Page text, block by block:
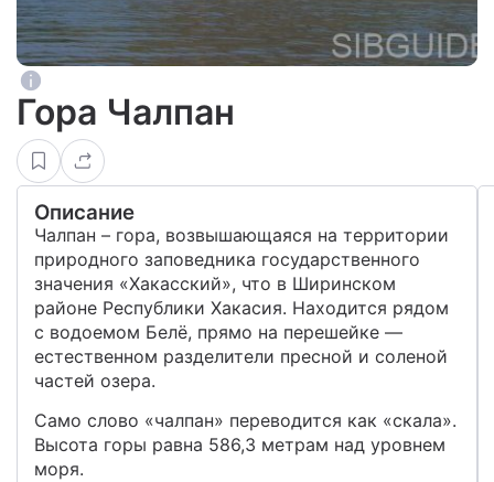
Гора Чалпан
Описание
Чалпан – гора, возвышающаяся на территории
природного заповедника государственного
значения «Хакасский», что в Ширинском
районе Республики Хакасия. Находится рядом
с водоемом Белё, прямо на перешейке —
естественном разделители пресной и соленой
частей озера.
Само слово «чалпан» переводится как «скала».
Высота горы равна 586,3 метрам над уровнем
моря.